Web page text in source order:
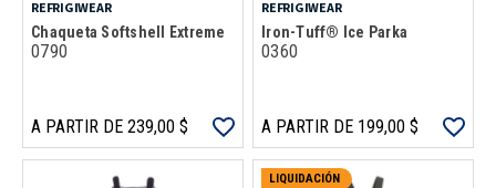
REFRIGIWEAR
Chaqueta Softshell Extreme
0790
A PARTIR DE 239,00 $
REFRIGIWEAR
Iron-Tuff® Ice Parka
0360
A PARTIR DE 199,00 $
LIQUIDACIÓN